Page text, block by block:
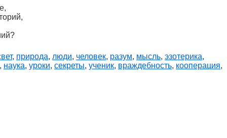
, природа, люди, человек, разум, мысль, эзотерика,
, наука, уроки, секреты, ученик, враждебность, кооперация,